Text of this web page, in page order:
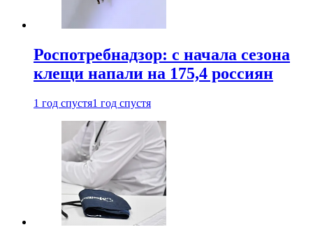
Роспотребнадзор: с начала сезона
клещи напали на 175,4 россиян
1 год спустя1 год спустя